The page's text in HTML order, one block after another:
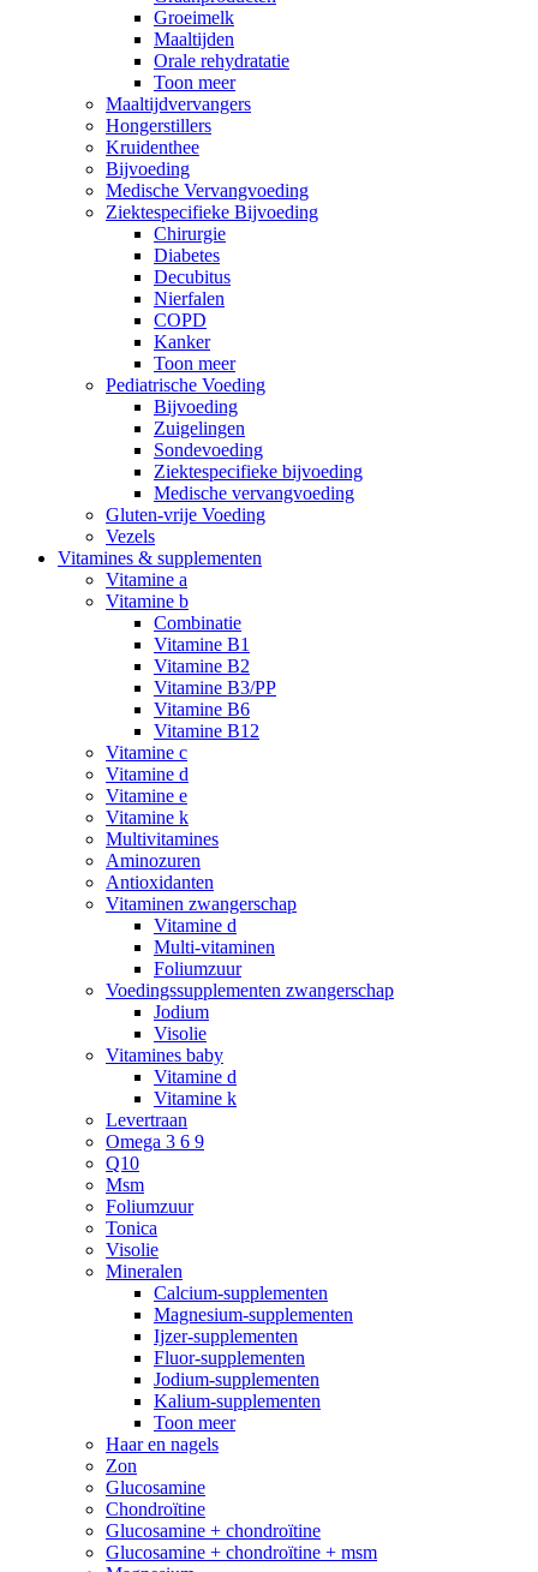
Groeimelk
Maaltijden
Orale rehydratatie
Toon meer
Maaltijdvervangers
Hongerstillers
Kruidenthee
Bijvoeding
Medische Vervangvoeding
Ziektespecifieke Bijvoeding
Chirurgie
Diabetes
Decubitus
Nierfalen
COPD
Kanker
Toon meer
Pediatrische Voeding
Bijvoeding
Zuigelingen
Sondevoeding
Ziektespecifieke bijvoeding
Medische vervangvoeding
Gluten-vrije Voeding
Vezels
Vitamines & supplementen
Vitamine a
Vitamine b
Combinatie
Vitamine B1
Vitamine B2
Vitamine B3/PP
Vitamine B6
Vitamine B12
Vitamine c
Vitamine d
Vitamine e
Vitamine k
Multivitamines
Aminozuren
Antioxidanten
Vitaminen zwangerschap
Vitamine d
Multi-vitaminen
Foliumzuur
Voedingssupplementen zwangerschap
Jodium
Visolie
Vitamines baby
Vitamine d
Vitamine k
Levertraan
Omega 3 6 9
Q10
Msm
Foliumzuur
Tonica
Visolie
Mineralen
Calcium-supplementen
Magnesium-supplementen
Ijzer-supplementen
Fluor-supplementen
Jodium-supplementen
Kalium-supplementen
Toon meer
Haar en nagels
Zon
Glucosamine
Chondroïtine
Glucosamine + chondroïtine
Glucosamine + chondroïtine + msm